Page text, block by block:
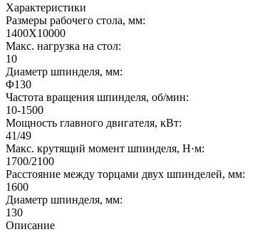
Характеристики
Размеры рабочего стола, мм:
1400X10000
Макс. нагрузка на стол:
10
Диаметр шпинделя, мм:
Φ130
Частота вращения шпинделя, об/мин:
10-1500
Мощность главного двигателя, кВт:
41/49
Макс. крутящий момент шпинделя, Н·м:
1700/2100
Расстояние между торцами двух шпинделей, мм:
1600
Диаметр шпинделя, мм:
130
Описание